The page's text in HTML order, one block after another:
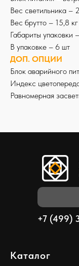
Вес светильника –
Вес брутто – 15,8 кг
Габариты
В упаковке – 6 шт
ДОП. ОПЦИИ
Блок аварийного
Индекс
Равномерная
+7 (499)
Каталог